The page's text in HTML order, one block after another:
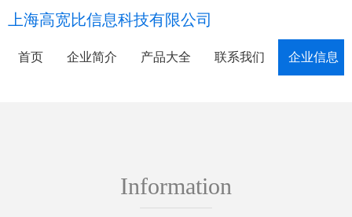
上海高宽比信息科技有限公司
首页 企业简介 产品大全 联系我们 企业信息
Information